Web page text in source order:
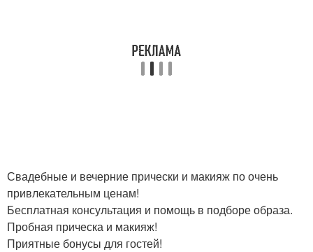
Свадебные и вечерние прически и макияж по очень
привлекательным ценам!
Бесплатная консультация и помощь в подборе образа.
Пробная прическа и макияж!
Приятные бонусы для гостей!